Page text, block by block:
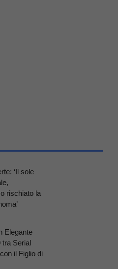
‘Il sole
rischiato la
Elegante
tra Serial
il Figlio di